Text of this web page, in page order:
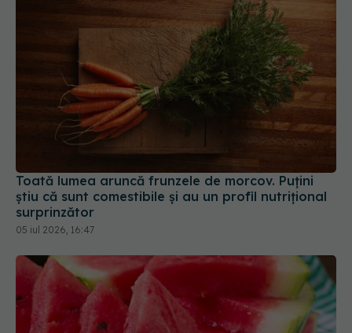
Toată lumea aruncă frunzele de morcov. Puțini
știu că sunt comestibile și au un profil nutrițional
surprinzător
05 iul 2026, 16:47